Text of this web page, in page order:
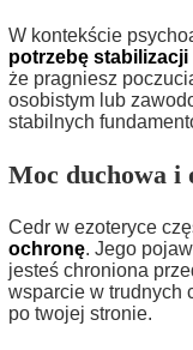
W kontekście
potrzebę stabilizacji
że pragniesz
osobistym lub
stabilnych
Moc duchowa i
Cedr w ezoteryce
ochronę. Jego
jesteś chroniona
wsparcie w trudnych
po twojej stronie.